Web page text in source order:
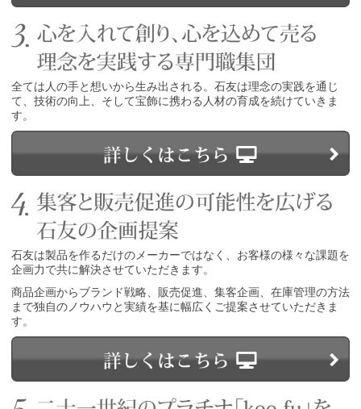
全ては人の手と想いから生み出される。石友は理念の実践を通じ
て、技術の向上、そして宝飾に携わる人材の育成を続けていきま
す。
石友は製品を作るだけのメーカーではなく、お客様の様々な課題を
企画力で共に解決させていただきます。
商品企画からブランド戦略、販売促進、集客企画、在庫管理の方法
まで独自のノウハウと実績を基に幅広くご提案させていただきま
す。